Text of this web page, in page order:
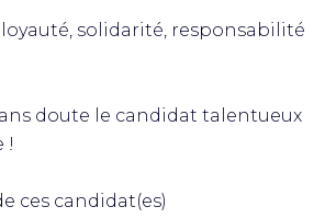
solidarité, responsabilité
doute le candidat talentueux
!
ces candidat(es)